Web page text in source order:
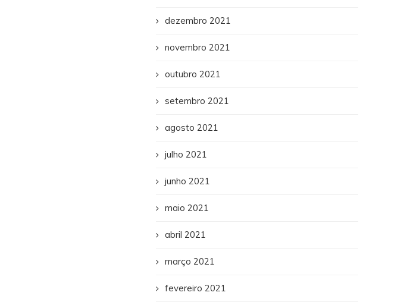
dezembro 2021
novembro 2021
outubro 2021
setembro 2021
agosto 2021
julho 2021
junho 2021
maio 2021
abril 2021
março 2021
fevereiro 2021